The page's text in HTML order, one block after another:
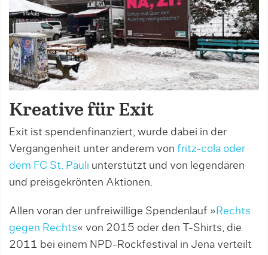
Kreative für Exit
Exit ist spendenfinanziert, wurde dabei in der
Vergangenheit unter anderem von fritz-cola oder
dem FC St. Pauli unterstützt und von legendären
und preisgekrönten Aktionen.
Allen voran der unfreiwillige Spendenlauf » Rechts
gegen Rechts« von 2015 oder den T-Shirts, die
2011 bei einem NPD-Rockfestival in Jena verteilt